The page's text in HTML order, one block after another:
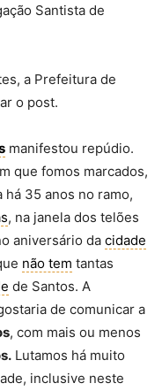
Santista de
a Prefeitura de
o post.
manifestou repúdio.
que fomos marcados,
35 anos no ramo,
, na janela dos telões
aniversário da cidade
não tem tantas
de Santos. A
de comunicar a
, com mais ou menos
Lutamos há muito
inclusive neste